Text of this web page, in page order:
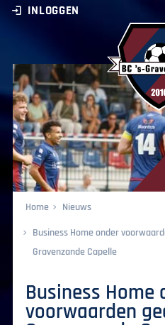
BC ‘s-
INLOGGEN
Home
Nieuws
Business Home onder
Gravenzande Capelle
Business Home
voorwaarden